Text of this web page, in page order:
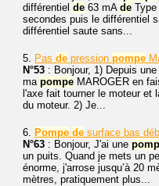
différentiel de 63 mA de
secondes puis le différentiel
différentiel saute sans...
5. Pas de pression pompe
N°53 : Bonjour, 1) Depuis
ma pompe MAROGER en
l'axe fait tourner le moteur et
du moteur. 2) Je...
6. Pompe de surface bas
N°63 : Bonjour, J'ai une
un puits. Quand je mets un
énorme, j'arrose jusqu’à 20
mètres, pratiquement plus...